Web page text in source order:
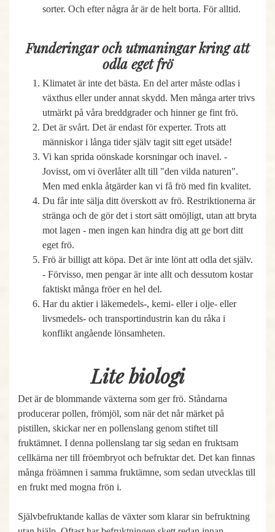
sorter. Och efter några år är de helt borta. För alltid.
Funderingar och utmaningar kring att
odla eget frö
Klimatet är inte det bästa. En del arter måste odlas i
växthus eller under annat skydd. Men många arter trivs
utmärkt på våra breddgrader och hinner ge fint frö.
Det är svårt. Det är endast för experter. Trots att
människor i långa tider själv tagit sitt eget utsäde!
Vi kan sprida oönskade korsningar och inavel. -
Jovisst, om vi överlåter allt till "den vilda naturen".
Men med enkla åtgärder kan vi få frö med fin kvalitet.
Du får inte sälja ditt överskott av frö. Restriktionerna är
stränga och de gör det i stort sätt omöjligt, utan att bryta
mot lagen - men ingen kan hindra dig att ge bort ditt
eget frö.
Frö är billigt att köpa. Det är inte lönt att odla det själv.
- Förvisso, men pengar är inte allt och dessutom kostar
faktiskt många fröer en hel del.
Har du aktier i läkemedels-, kemi- eller i olje- eller
livsmedels- och transportindustrin kan du råka i
konflikt angående lönsamheten.
Lite biologi
Det är de blommande växterna som ger frö. Ståndarna
producerar pollen, frömjöl, som när det når märket på
pistillen, skickar ner en pollenslang genom stiftet till
fruktämnet. I denna pollenslang tar sig sedan en fruktsam
cellkärna ner till fröembryot och befruktar det. Det kan finnas
många fröämnen i samma fruktämne, som sedan utvecklas till
en frukt med mogna frön i.
Självbefruktande kallas de växter som klarar sin befruktning